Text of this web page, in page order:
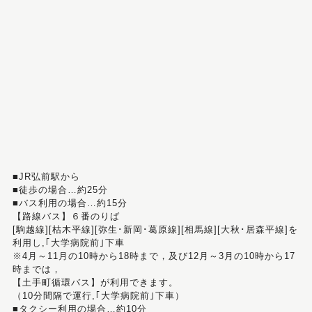
■JR弘前駅から
■徒歩の場合…約25分
■バス利用の場合…約15分
【路線バス】６番のりば
[駒越線][枯木平線][弥生･新岡･葛原線][相馬線][大秋･居森平線]を
利用し,｢大学病院前｣下車
※4月～11月の10時から18時まで，及び12月～3月の10時から17
時までは，
【土手町循環バス】が利用できます。
（10分間隔で運行,｢大学病院前｣下車）
■タクシー利用の場合…約10分